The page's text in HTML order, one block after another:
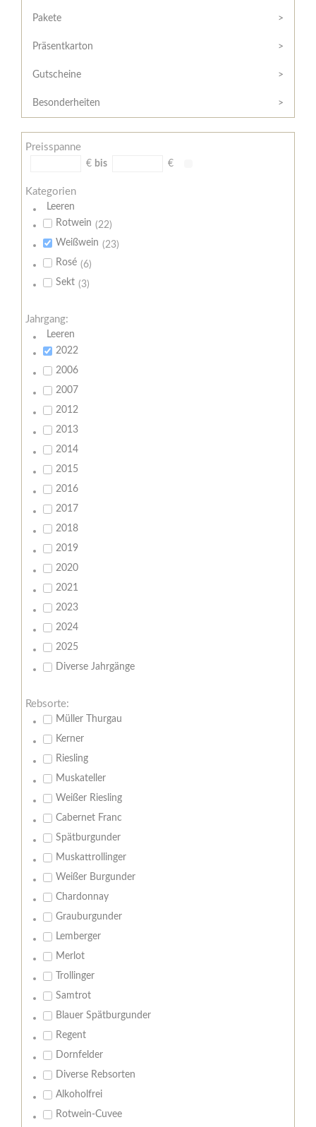
/
Widerrufsformular
AGB
Zahlungsbedingungen
Meine
Pakete
Präsentkarton
Gutscheine
Besonderheiten
Preisspanne
€ bis €
Kategorien
Leeren
Rotwein (22)
Weißwein (23)
Rosé (6)
Sekt (3)
Jahrgang:
Leeren
2022
2006
2007
2012
2013
2014
2015
2016
2017
2018
2019
2020
2021
2023
2024
2025
Diverse Jahrgänge
Rebsorte:
Müller Thurgau
Kerner
Riesling
Muskateller
Weißer Riesling
Cabernet Franc
Spätburgunder
Muskattrollinger
Weißer Burgunder
Chardonnay
Grauburgunder
Lemberger
Merlot
Trollinger
Samtrot
Blauer Spätburgunder
Regent
Dornfelder
Diverse Rebsorten
Alkoholfrei
Rotwein-Cuvee